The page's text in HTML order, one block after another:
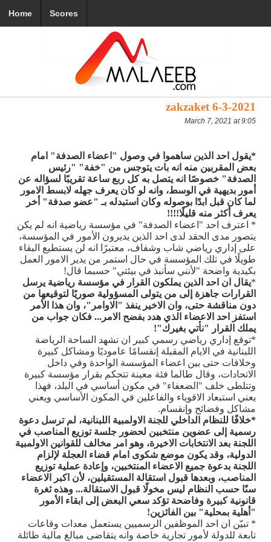
Home Scores
zakzaket 6-3-2021
March 7, 2021 at 9:05
*يقول احد الذين ساهموا في وصول "اعضاء الصدفة" امام
بعض المقربين منه انه بات يتوجس من "خفة" "رئيس
الصدفة" خصوصًا انه يتصل به كل ربع ساعة تقريبًا لسؤاله عن
أمور بديهية في الوسط، وانه لو كان يعرف جهله لابسط الامور
لما كان قبل ابدًا بوصوله وكان استبدله بـ "عضو صدفة" أخر
يعرف أكثر منه قليلًا!!!!
* اعترف احد "اعضاء الصدفة" في مؤسسة رياضية انه لم يكن
يتصور مدى الحقد لدى احد الذين يديرون الأمور في المؤسسة،
على إداري رياضي شاب وشفاف، معتبرًا انه لن يستطيع البقاء
طويلًا في تلك المؤسسة في حال استمر من يدير الامور العمل
بكيدية واضحة "لأنني سأنبذ في بيئتي" حسبما قال!
*يقال ان احد الذين يملكون القرار في مؤسسة رياضية يرسل
القرارات جاهزة إلى من يتولى المسؤولية صوريًا لتوقيعها من
دون مناقشة حتى، وان الاخير ينفذ "الاوامر"، وان هذا الأمر
استفز احد الاعضاء الذي هدد بفضح الامر... فكان جواب من
يملك القرار "نأتي بغيرك"!
*توقع إداري رياضي رسمي كبير ان تشهد الساحة الرياضة
اللبنانية في الايام المقبلة إنقسامًا عاموديًا ومشاكل كبيرة
وخلافات حتى بين اعضاء المؤسسة الواحدة وفي داخل
الاتحادات، وقال طالما فئة معينة تتحكم بقرار مؤسسة كبيرة
وتتلطى خلف "الضعفاء" في مكون أساسي في البلد، فهذا
يعني استبعاد الاقوياء والفاعلين في المكون الأساسي ويعني
مشاكل وفضائح وإنقسام.
*خلافًا للنظام الداخلي للجنة الاولمبية اللبنانية، لم ترسل دعوة
رسمية إلى عضوين منتخبين لحضور جلسة توزيع المناصب في
اللجنة بعد الانتخابات الاخيرة، وهو امر مخالف للقوانين الاولمبية
الدولية، وقد يكون موضع شكوى امام قضاء العجلة لإلزام
اللجنة بدعوة جميع الاعضاء المنتخبين، وإعادة عملية توزيع
المناصب، وبعدها قبول استقالة المستقيلين، لأن اكبر الاعضاء
سنًا حسب النظام ليس مخولًا قبول الاستقالة... وهذه ثغرة
قانونية كبيرة وفاضحة تؤكد سعي البعض إلى ابقاء الأمور
"أهلية بمحلية" بين الفائزين!
* تبيّن ان احد الموظفين الرسميين يستعمل معدات وقاعات
تابعة للدولة لأمور تجارية خاصة وانه يتقاضى مبالغ مالية طائلة